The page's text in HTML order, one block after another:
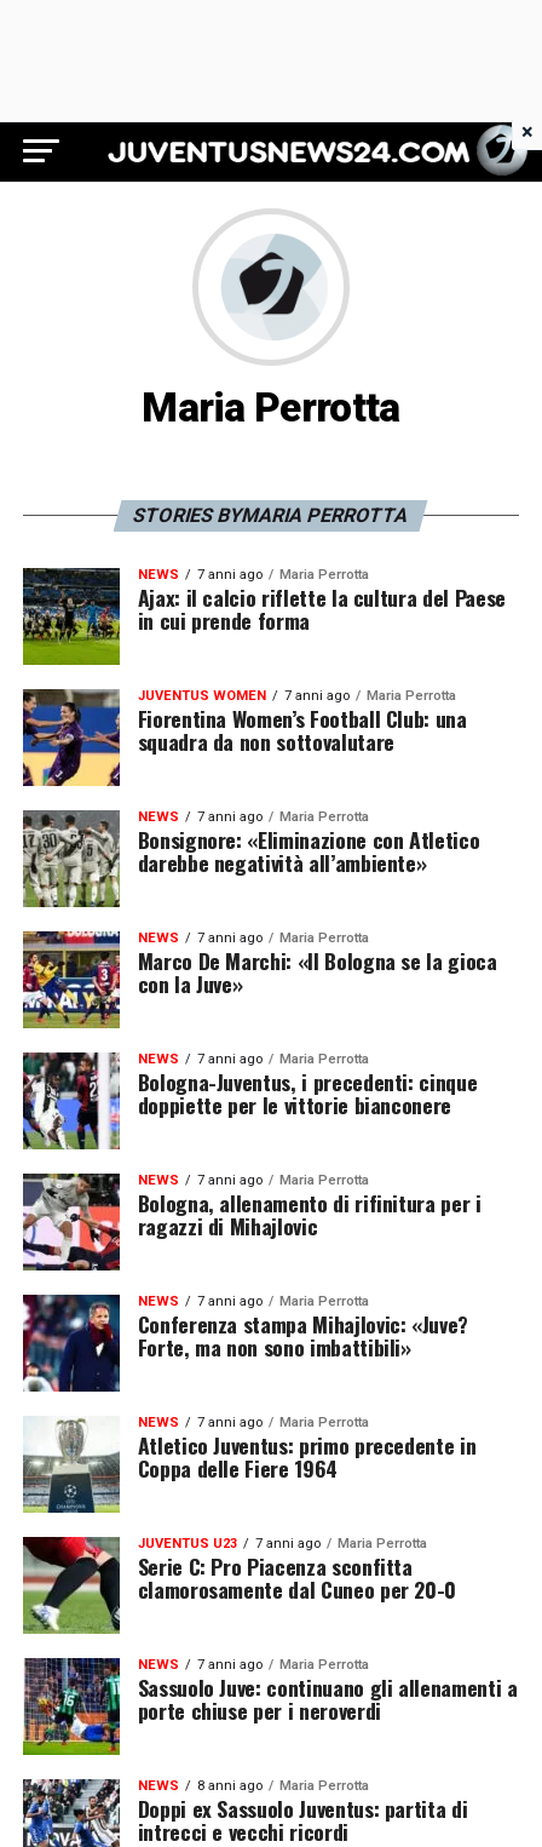
Juventus News 24
Maria Perrotta
STORIES BYMARIA PERROTTA
NEWS 7 anni ago Maria Perrotta
Ajax: il calcio riflette la cultura del Paese
in cui prende forma
JUVENTUS WOMEN 7 anni ago Maria Perrotta
Fiorentina Women’s Football Club: una
squadra da non sottovalutare
NEWS 7 anni ago Maria Perrotta
Bonsignore: «Eliminazione con Atletico
darebbe negatività all’ambiente»
NEWS 7 anni ago Maria Perrotta
Marco De Marchi: «Il Bologna se la gioca
con la Juve»
NEWS 7 anni ago Maria Perrotta
Bologna-Juventus, i precedenti: cinque
doppiette per le vittorie bianconere
NEWS 7 anni ago Maria Perrotta
Bologna, allenamento di rifinitura per i
ragazzi di Mihajlovic
NEWS 7 anni ago Maria Perrotta
Conferenza stampa Mihajlovic: «Juve?
Forte, ma non sono imbattibili»
NEWS 7 anni ago Maria Perrotta
Atletico Juventus: primo precedente in
Coppa delle Fiere 1964
JUVENTUS U23 7 anni ago Maria Perrotta
Serie C: Pro Piacenza sconfitta
clamorosamente dal Cuneo per 20-0
NEWS 7 anni ago Maria Perrotta
Sassuolo Juve: continuano gli allenamenti a
porte chiuse per i neroverdi
NEWS 8 anni ago Maria Perrotta
Doppi ex Sassuolo Juventus: partita di
intrecci e vecchi ricordi
×